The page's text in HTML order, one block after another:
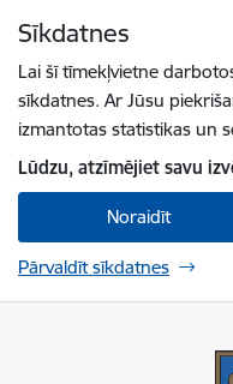
Sīkdatnes
Lai šī tīmekļvietne
sīkdatnes. Ar Jūsu
izmantotas statistikas un
Lūdzu, atzīmējiet savu
Noraidīt
Pārvaldīt sīkdatnes